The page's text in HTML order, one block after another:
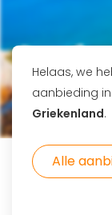
Helaas, we
aanbieding
Griekenland.
Alle